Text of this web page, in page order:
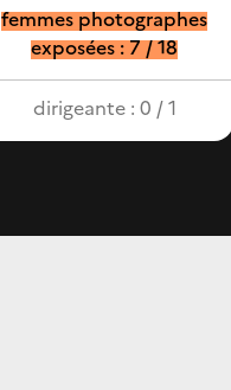
femmes photographes
exposées : 7 / 18
dirigeante : 0 / 1